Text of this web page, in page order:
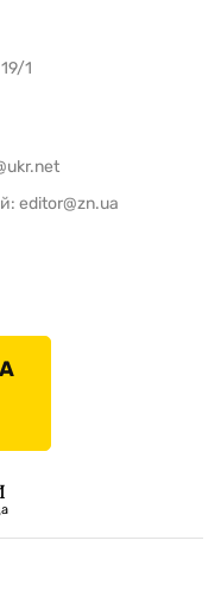
1
editor@zn.ua